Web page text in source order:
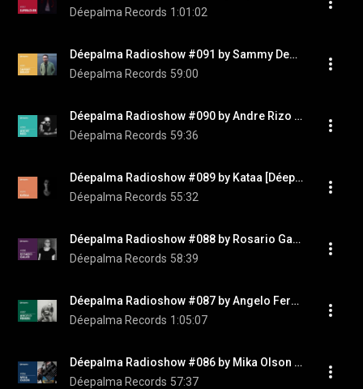
Déepalma Records 1:01:02
Déepalma Radioshow #091 by Sammy Deuce [Déepalma Soul]
Déepalma Records 59:00
Déepalma Radioshow #090 by Andre Rizo [Déepalma Records]
Déepalma Records 59:36
Déepalma Radioshow #089 by Kataa [Déepalma Records]
Déepalma Records 55:32
Déepalma Radioshow #088 by Rosario Galati [Déepalma Records]
Déepalma Records 58:39
Déepalma Radioshow #087 by Angelo Ferreri [Déepalma Records]
Déepalma Records 1:05:07
Déepalma Radioshow #086 by Mika Olson [Déepalma Records]
Déepalma Records 57:37